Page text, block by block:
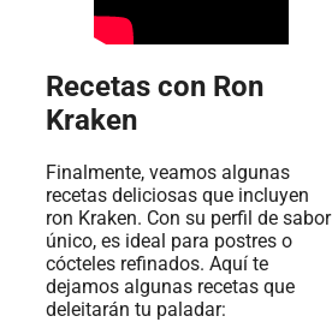
Recetas con Ron
Kraken
Finalmente, veamos algunas
recetas deliciosas que incluyen
ron Kraken. Con su perfil de sabor
único, es ideal para postres o
cócteles refinados. Aquí te
dejamos algunas recetas que
deleitarán tu paladar: